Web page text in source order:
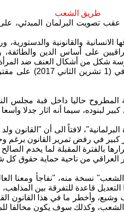
طريق الشعب
تصويت البرلمان المبدئي،
والقانونية والدستورية،
على أساس الدين
يشار الى ان مجلس النواب صوت
حاليا داخل قبة مجلس
لبنوده، سيما أنه اثار جدلا
لافتاً الى أن "القانون
بالفترة المقبلة لما يخدم
نسخة منه، "نفاجأ ومعنا
وهو ما يعني تعديل قانون 188 لعام 1959، وجعل هذا
وأخطر ما في هذا القانون
وكذلك سوف يكون مخالفا